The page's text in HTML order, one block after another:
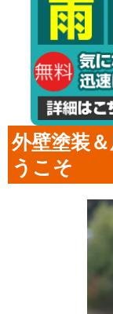
外壁塗装
うこそ